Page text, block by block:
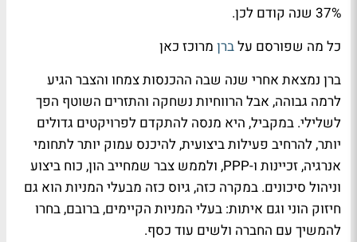
37% שנה קודם לכן.
כל מה שפורסם עלברן מרוכז כאן
ברן נמצאת אחרי שנה שבה ההכנסות צמחו והצבר הגיע
לרמה גבוהה, אבל הרווחיות נשחקה והתזרים השוטף הפך
לשלילי. במקביל, היא מנסה להתקדם לפרויקטים גדולים
יותר, להרחיב פעילות ביצועית, להיכנס עמוק יותר לתחומי
אנרגיה, זכיינות ו-PPP, ולממש צבר שמחייב הון, כוח ביצוע
וניהול סיכונים. במקרה כזה, גיוס כזה מבעלי המניות הוא גם
חיזוק הוני וגם איתות: בעלי המניות הקיימים, ברובם, בחרו
להמשיך עם החברה ולשים עוד כסף.